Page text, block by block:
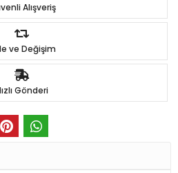
Alışveriş
ve Değişim
Gönderi